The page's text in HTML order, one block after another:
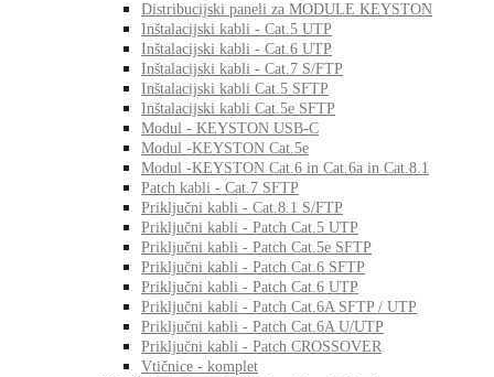
Distribucijski paneli za MODULE KEYSTON
Inštalacijski kabli - Cat.5 UTP
Inštalacijski kabli - Cat.6 UTP
Inštalacijski kabli - Cat.7 S/FTP
Inštalacijski kabli Cat.5 SFTP
Inštalacijski kabli Cat.5e SFTP
Modul - KEYSTON USB-C
Modul -KEYSTON Cat.5e
Modul -KEYSTON Cat.6 in Cat.6a in Cat.8.1
Patch kabli - Cat.7 SFTP
Priključni kabli - Cat.8.1 S/FTP
Priključni kabli - Patch Cat.5 UTP
Priključni kabli - Patch Cat.5e SFTP
Priključni kabli - Patch Cat.6 SFTP
Priključni kabli - Patch Cat.6 UTP
Priključni kabli - Patch Cat.6A SFTP / UTP
Priključni kabli - Patch Cat.6A U/UTP
Priključni kabli - Patch CROSSOVER
Vtičnice - komplet